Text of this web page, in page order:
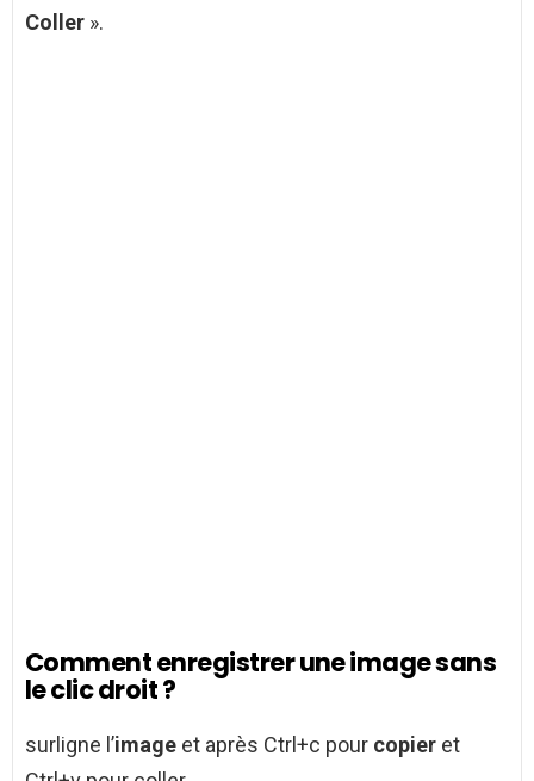
Coller ».
Comment enregistrer une image sans
le clic droit ?
surligne l’image et après Ctrl+c pour copier et